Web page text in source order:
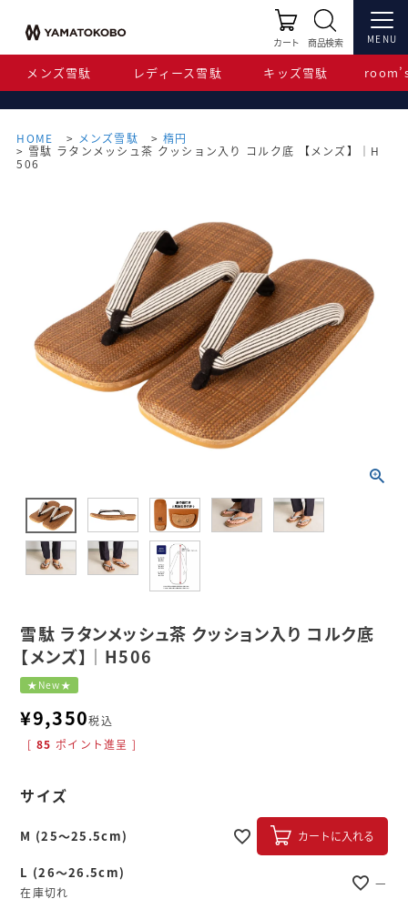
カート 商品検索
メンズ雪駄 レディース雪駄 キッズ雪駄
MENU
HOME メンズ雪駄
楕円
雪駄 ラタンメッシュ茶 クッション入り コルク底 【メンズ】｜H
506
雪駄 ラタンメッシュ茶 クッション入り コルク底
【メンズ】｜H506
★New★
¥9,350税込
[ 85 ポイント進呈 ]
サイズ
M (25～25.5cm) カートに入れる
L (26～26.5cm)
在庫切れ
—